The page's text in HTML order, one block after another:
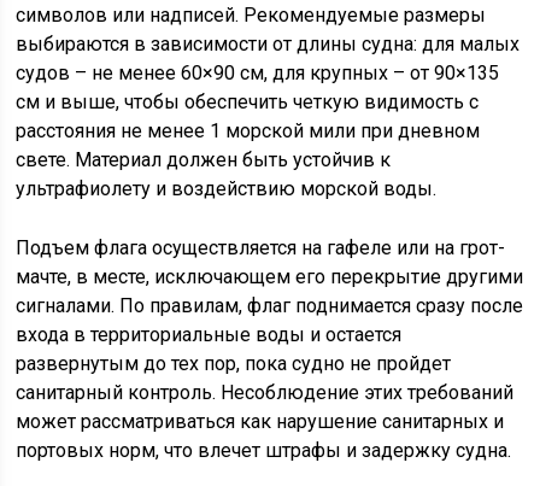
символов или надписей. Рекомендуемые размеры
выбираются в зависимости от длины судна: для малых
судов – не менее 60×90 см, для крупных – от 90×135
см и выше, чтобы обеспечить четкую видимость с
расстояния не менее 1 морской мили при дневном
свете. Материал должен быть устойчив к
ультрафиолету и воздействию морской воды.
Подъем флага осуществляется на гафеле или на грот-
мачте, в месте, исключающем его перекрытие другими
сигналами. По правилам, флаг поднимается сразу после
входа в территориальные воды и остается
развернутым до тех пор, пока судно не пройдет
санитарный контроль. Несоблюдение этих требований
может рассматриваться как нарушение санитарных и
портовых норм, что влечет штрафы и задержку судна.